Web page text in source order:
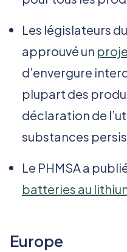
Les législateurs
approuvé un
d’envergure
plupart des
déclaration de
substances
Le PHMSA a
batteries au
Europe